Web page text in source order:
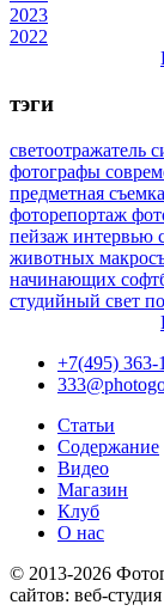
2023
2022
тэги
светоотражатель
фотографы
предметная съемка
фоторепортаж
пейзаж интервью
животных
начинающих
студийный свет
+7(495) 363-
Статьи
Содержание
Видео
Магазин
Клуб
О нас
© 2013-2026
сайтов: веб-